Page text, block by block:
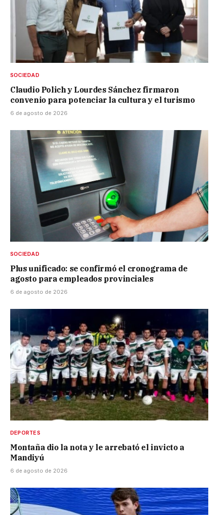
SOCIEDAD
Claudio Polich y Lourdes Sánchez firmaron
convenio para potenciar la cultura y el turismo
6 de agosto de 2026
SOCIEDAD
Plus unificado: se confirmó el cronograma de
agosto para empleados provinciales
6 de agosto de 2026
DEPORTES
Montaña dio la nota y le arrebató el invicto a
Mandiyú
6 de agosto de 2026